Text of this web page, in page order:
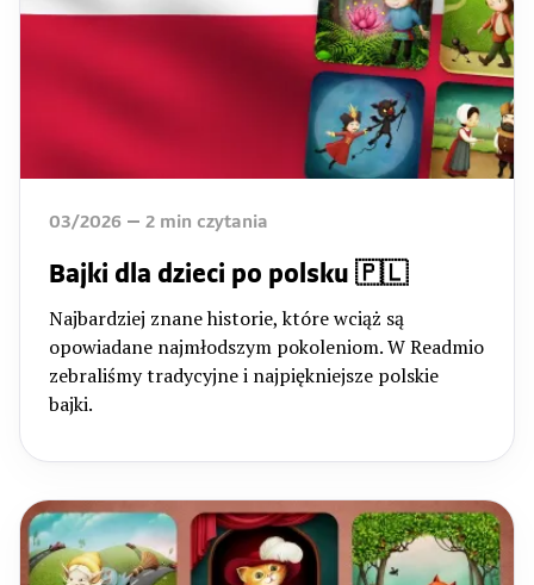
03/2026 2 min czytania
Bajki dla dzieci po polsku 🇵🇱
Najbardziej znane historie, które wciąż są
opowiadane najmłodszym pokoleniom. W Readmio
zebraliśmy tradycyjne i najpiękniejsze polskie
bajki.